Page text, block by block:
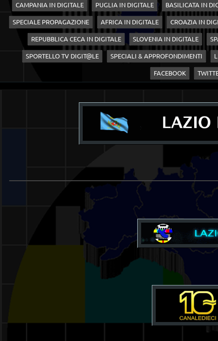
CAMPANIA IN DIGITALE PUGLIA IN DIGITALE BASILICATA IN
SPECIALE PROPAGAZIONE AFRICA IN DIGITALE CROAZIA IN
REPUBBLICA CECA IN DIGITALE SLOVENIA IN DIGITALE
SPORTELLO TV DIGIT@LE SPECIALI & APPROFONDIMENTI
FACEBOOK